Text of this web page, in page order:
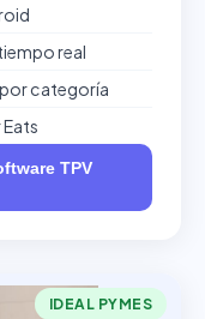
real
categoría
TPV
IDEAL PYMES